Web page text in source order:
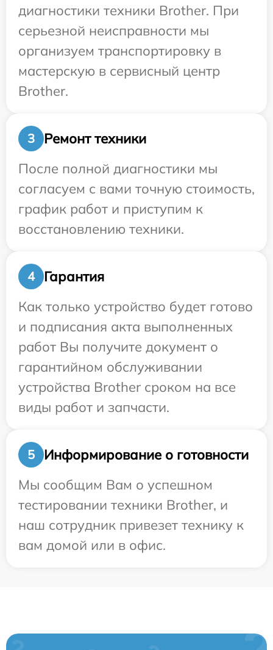
диагностики техники Brother. При
серьезной неисправности мы
организуем транспортировку в
мастерскую в сервисный центр
Brother.
3
Ремонт техники
После полной диагностики мы
согласуем с вами точную стоимость,
график работ и приступим к
восстановлению техники.
4
Гарантия
Как только устройство будет готово
и подписания акта выполненных
работ Вы получите документ о
гарантийном обслуживании
устройства Brother сроком на все
виды работ и запчасти.
5
Информирование о готовности
Мы сообщим Вам о успешном
тестировании техники Brother, и
наш сотрудник привезет технику к
вам домой или в офис.